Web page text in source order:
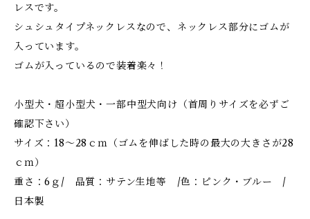
レスです。
シュシュタイプネックレスなので、ネックレス部分にゴムが
入っています。
ゴムが入っているので装着楽々！
小型犬・超小型犬・一部中型犬向け（首周りサイズを必ずご
確認下さい）
サイズ：18～28ｃｍ（ゴムを伸ばした時の最大の大きさが28
ｃｍ）
重さ：6ｇ/ 品質：サテン生地等 /色：ピンク・ブルー /
日本製